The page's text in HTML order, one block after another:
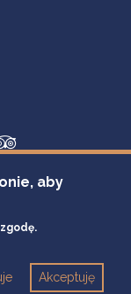
aby
Akceptuję